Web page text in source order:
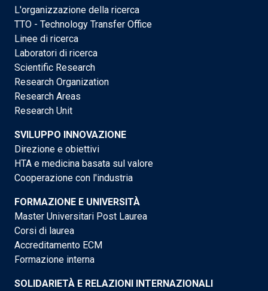
L'organizzazione della ricerca
TTO - Technology Transfer Office
Linee di ricerca
Laboratori di ricerca
Scientific Research
Research Organization
Research Areas
Research Unit
SVILUPPO INNOVAZIONE
Direzione e obiettivi
HTA e medicina basata sul valore
Cooperazione con l'industria
FORMAZIONE E UNIVERSITÀ
Master Universitari Post Laurea
Corsi di laurea
Accreditamento ECM
Formazione interna
SOLIDARIETÀ E RELAZIONI INTERNAZIONALI